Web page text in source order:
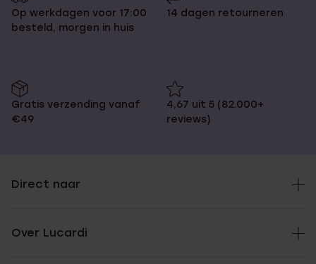
Op werkdagen voor 17:00
besteld, morgen in huis
14 dagen retourneren
Gratis verzending vanaf
€49
4,67 uit 5 (82.000+
reviews)
Direct naar
Over Lucardi